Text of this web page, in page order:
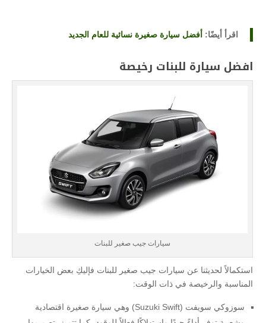
اقرأ أيضًا: أفضل سيارة صغيرة نسائية للعام الجديد
افضل سيارة للبنات رخيصة
سيارات جيب صغير للبنات
استكمالاً لحديثنا عن سيارات جيب صغير للبنات فإليكِ بعض الخيارات
المناسبة والرخيصة في ذات الوقت:
سوزوكي سويفت (Suzuki Swift) وهي سيارة صغيرة اقتصادية